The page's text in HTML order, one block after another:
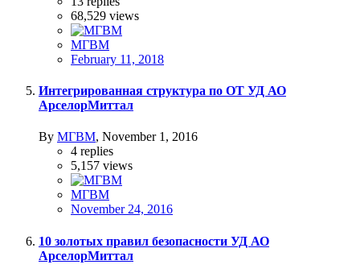
68,529 views
МГВМ
February 11, 2018
Интегрированная структура по ОТ УД АО
АрселорМиттал
By МГВМ, November 1, 2016
4 replies
5,157 views
МГВМ
November 24, 2016
10 золотых правил безопасности УД АО
АрселорМиттал